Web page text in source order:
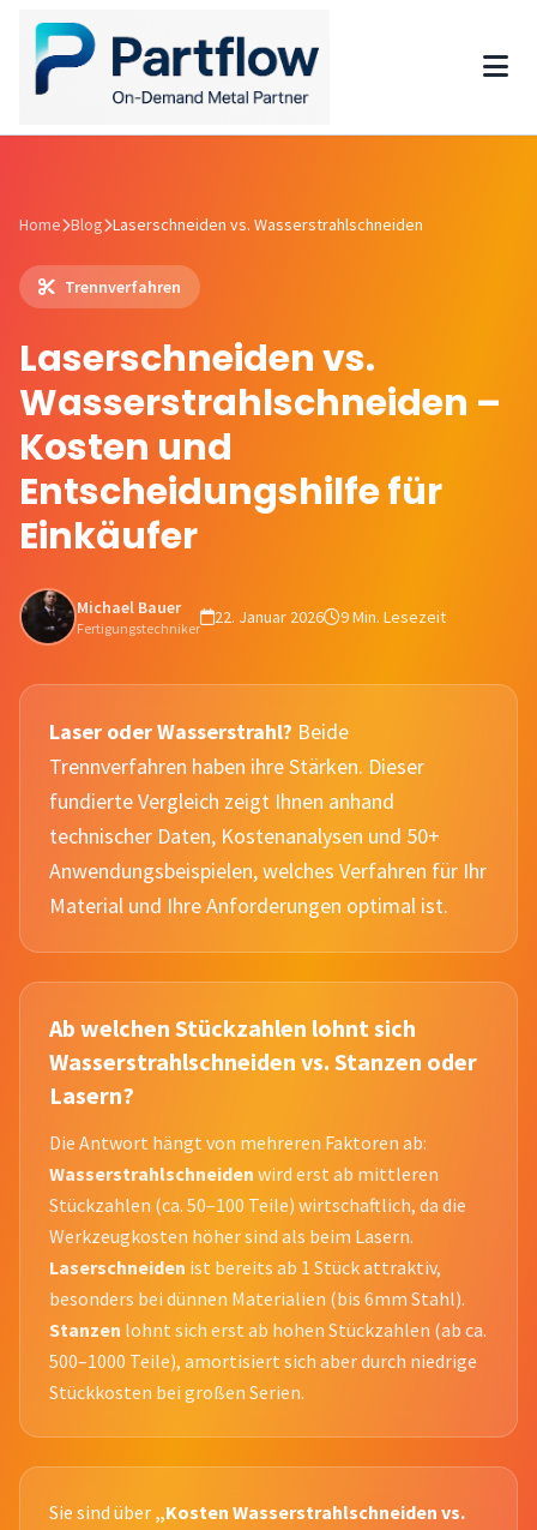
Home Blog Laserschneiden vs. Wasserstrahlschneiden
Trennverfahren
Laserschneiden vs.
Wasserstrahlschneiden –
Kosten und
Entscheidungshilfe für
Einkäufer
Michael Bauer
Fertigungstechniker
22. Januar 2026 9 Min. Lesezeit
Laser oder Wasserstrahl? Beide
Trennverfahren haben ihre Stärken. Dieser
fundierte Vergleich zeigt Ihnen anhand
technischer Daten, Kostenanalysen und 50+
Anwendungsbeispielen, welches Verfahren für Ihr
Material und Ihre Anforderungen optimal ist.
Ab welchen Stückzahlen lohnt sich
Wasserstrahlschneiden vs. Stanzen oder
Lasern?
Die Antwort hängt von mehreren Faktoren ab:
Wasserstrahlschneiden wird erst ab mittleren
Stückzahlen (ca. 50–100 Teile) wirtschaftlich, da die
Werkzeugkosten höher sind als beim Lasern.
Laserschneiden ist bereits ab 1 Stück attraktiv,
besonders bei dünnen Materialien (bis 6mm Stahl).
Stanzen lohnt sich erst ab hohen Stückzahlen (ab ca.
500–1000 Teile), amortisiert sich aber durch niedrige
Stückkosten bei großen Serien.
Sie sind über „Kosten Wasserstrahlschneiden vs.